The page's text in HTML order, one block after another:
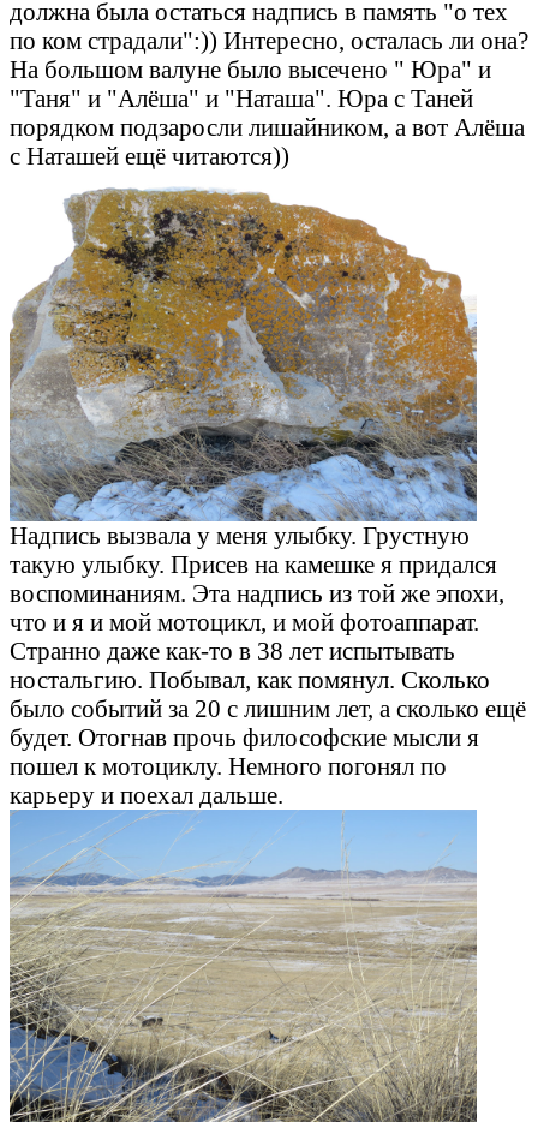
должна была остаться надпись в память "о тех
по ком страдали":)) Интересно, осталась ли она?
На большом валуне было высечено " Юра" и
"Таня" и "Алёша" и "Наташа". Юра с Таней
порядком подзаросли лишайником, а вот Алёша
с Наташей ещё читаются))
Надпись вызвала у меня улыбку. Грустную
такую улыбку. Присев на камешке я придался
воспоминаниям. Эта надпись из той же эпохи,
что и я и мой мотоцикл, и мой фотоаппарат.
Странно даже как-то в 38 лет испытывать
ностальгию. Побывал, как помянул. Сколько
было событий за 20 с лишним лет, а сколько ещё
будет. Отогнав прочь философские мысли я
пошел к мотоциклу. Немного погонял по
карьеру и поехал дальше.